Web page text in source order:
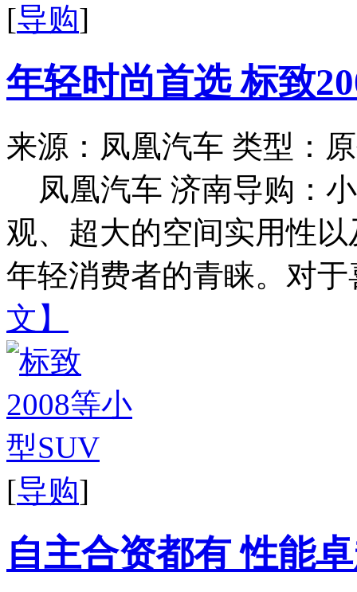
[导购]
年轻时尚首选 标致
来源：凤凰汽车 类型：
凤凰汽车 济南导购：
观、超大的空间实用性
年轻消费者的青睐。对
文】
[导购]
自主合资都有 性能